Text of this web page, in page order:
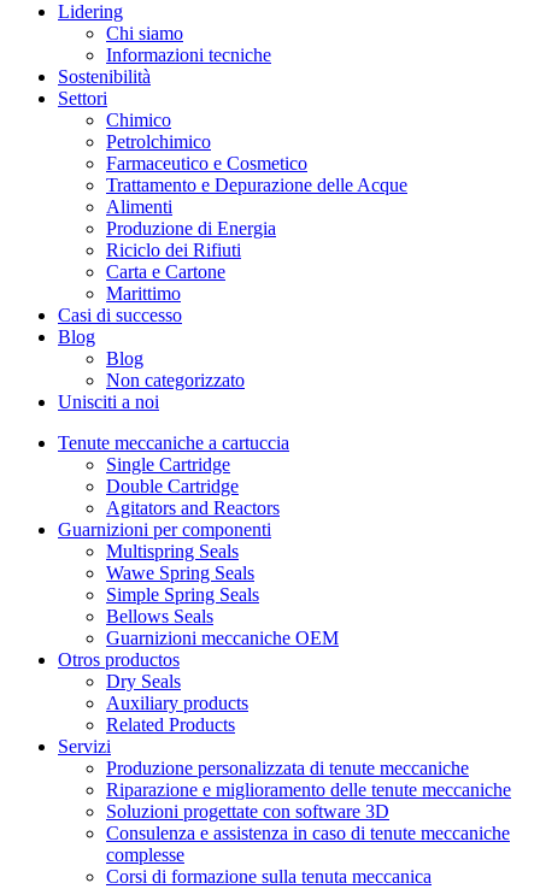
Lidering
Chi siamo
Informazioni tecniche
Sostenibilità
Settori
Chimico
Petrolchimico
Farmaceutico e Cosmetico
Trattamento e Depurazione delle Acque
Alimenti
Produzione di Energia
Riciclo dei Rifiuti
Carta e Cartone
Marittimo
Casi di successo
Blog
Blog
Non categorizzato
Unisciti a noi
Tenute meccaniche a cartuccia
Single Cartridge
Double Cartridge
Agitators and Reactors
Guarnizioni per componenti
Multispring Seals
Wawe Spring Seals
Simple Spring Seals
Bellows Seals
Guarnizioni meccaniche OEM
Otros productos
Dry Seals
Auxiliary products
Related Products
Servizi
Produzione personalizzata di tenute meccaniche
Riparazione e miglioramento delle tenute meccaniche
Soluzioni progettate con software 3D
Consulenza e assistenza in caso di tenute meccaniche
complesse
Corsi di formazione sulla tenuta meccanica